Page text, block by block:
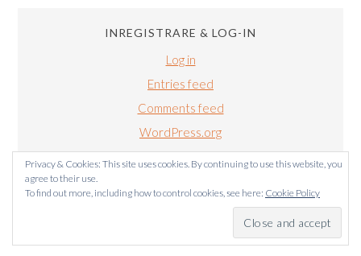
INREGISTRARE & LOG-IN
Log in
Entries feed
Comments feed
WordPress.org
BUCATARIALUIRADU.COM COPYRIGHT © 2011-2024. TOATE
Privacy & Cookies: This site uses cookies. By continuing to use this website, you
agree to their use.
To find out more, including how to control cookies, see here: Cookie Policy